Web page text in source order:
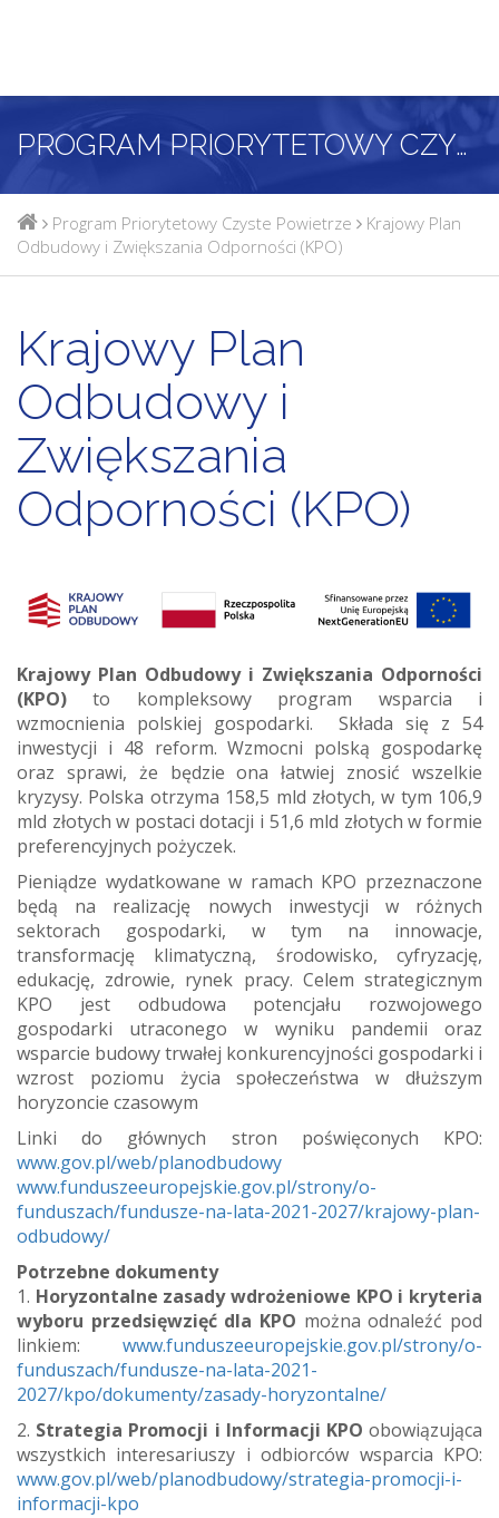
PROGRAM PRIORYTETOWY CZYSTE POWIETRZE
Program Priorytetowy Czyste Powietrze
Krajowy Plan
Odbudowy i Zwiększania Odporności (KPO)
Krajowy Plan
Odbudowy i
Zwiększania
Odporności (KPO)
Krajowy Plan Odbudowy i Zwiększania Odporności
(KPO)to kompleksowy program wsparcia i
wzmocnienia polskiej gospodarki. Składa się z 54
inwestycji i 48 reform. Wzmocni polską gospodarkę
oraz sprawi, że będzie ona łatwiej znosić wszelkie
kryzysy. Polska otrzyma 158,5 mld złotych, w tym 106,9
mld złotych w postaci dotacji i 51,6 mld złotych w formie
preferencyjnych pożyczek.
Pieniądze wydatkowane w ramach KPO przeznaczone
będą na realizację nowych inwestycji w różnych
sektorach gospodarki, w tym na innowacje,
transformację klimatyczną, środowisko, cyfryzację,
edukację, zdrowie, rynek pracy. Celem strategicznym
KPO jest odbudowa potencjału rozwojowego
gospodarki utraconego w wyniku pandemii oraz
wsparcie budowy trwałej konkurencyjności gospodarki i
wzrost poziomu życia społeczeństwa w dłuższym
horyzoncie czasowym
Linki do głównych stron poświęconych KPO:
www.gov.pl/web/planodbudowy
www.funduszeeuropejskie.gov.pl/strony/o-
funduszach/fundusze-na-lata-2021-2027/krajowy-plan-
odbudowy/
Potrzebne dokumenty
1. Horyzontalne zasady wdrożeniowe KPO i kryteria
wyboru przedsięwzięć dla KPO można odnaleźć pod
linkiem: www.funduszeeuropejskie.gov.pl/strony/o-
funduszach/fundusze-na-lata-2021-
2027/kpo/dokumenty/zasady-horyzontalne/
2. Strategia Promocji i Informacji KPO obowiązująca
wszystkich interesariuszy i odbiorców wsparcia KPO:
www.gov.pl/web/planodbudowy/strategia-promocji-i-
informacji-kpo